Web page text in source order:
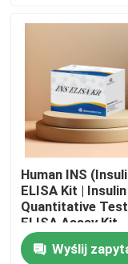
O nas
Wycieczka
Kontrola jakości
Skontaktuj się z
Human INS
ELISA Kit | Insulin
Quantitative Test
ELISA Assay Kit,
Sandwich ELISA
Serum Plasma 96
Wyślij